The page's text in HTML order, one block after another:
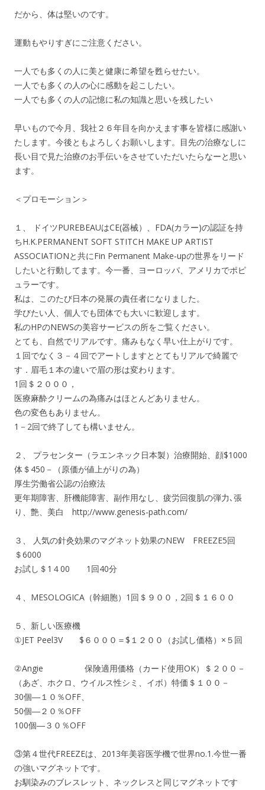
だから、体は堅いのです。
運動もやりすぎにご注意ください。
一人でも多くの人に美と健康に希望を甦らせたい。
一人でも多くの人の心に感動を起こしたい。
一人でも多くの人の記憶に私の知識と思いを残したい
早いもので今月、我社２６年目を向かえます事を皆様に感謝い
たします。今後ともよろしくお願いします。目先の治療なしに
長い目で見た治療のお手伝いをさせていただいたらなーと思い
ます。
＜プロモーション＞
１、 ドイツPUREBEAUはCE(器械）、FDA(カラー)の認証を持
ちH.K.PERMANENT SOFT STITCH MAKE UP ARTIST
ASSOCIATIONと共にFin Permanent Make-upの世界をリード
したいと行動してます。今一番、ヨーロッパ、アメリカでポピ
ュラーです。
私は、このたび日本の発展の責任者になりました。
学びたい人、個人でも団体でも大いに歓迎します。
私のHPのNEWSの美容サービスの所をご覧ください。
とても、自然でリアルです。痛みもなく早い仕上がりです。
１回でなく３－４回でアートしますととてもリアルで綺麗で
す．眉毛１本の違いで眉の形は変わります。
1回＄２０００，
医療麻酔クリームの為痛みはほとんどありません。
色の変色もありません。
1－2回で終了しても構いません。
２、 プラセンター（ラエンネック日本製）治療開始、顔$1000
体＄450－（原価が値上がりの為）
厚生労働省公認の治療法
更年期障害、肝機能障害、副作用なし、疲労回復肌の弾力､張
り、艶、美白 http;//www.genesis-path.com/
３、 人気の針灸効果のマグネット効果のNEW FREEZE5回
＄6000
お試し＄1４00 1回40分
４、MESOLOGICA（幹細胞）1回＄９００，2回＄１６００
５、新しい医療機
①JET Peel3V $６０００＝$１２００（お試し価格）×５回
②Angie 保険適用価格（カード使用OK）＄２００－
（あざ、ホクロ、ウイルス性シミ、イボ）特価＄１００－
30個―１０％OFF、
50個―２０％OFF
100個―３０％OFF
③第４世代FREEZEは、2013年美容医学機で世界no.1.今世一番
の強いマグネットです。
お馴染みのブレスレット、ネックレスと同じマグネットです